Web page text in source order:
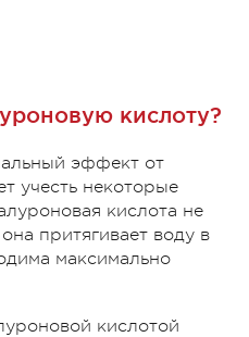
кислоту?
эффект от
учесть некоторые
кислота не
притягивает воду в
максимально
кислотой